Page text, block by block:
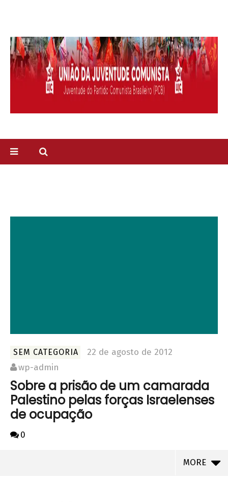
SEM CATEGORIA
22 de agosto de 2012
wp-admin
Sobre a prisão de um camarada
Palestino pelas forças Israelenses
de ocupação
0
MORE